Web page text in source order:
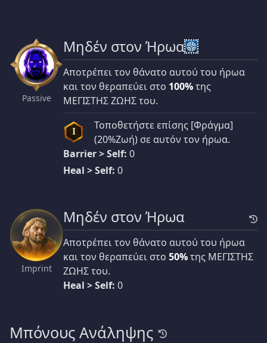
Passive
Μηδέν στον Ήρωα
Αποτρέπει τον θάνατο αυτού του ήρωα
και τον θεραπεύει στο 100%της
ΜΕΓΙΣΤΗΣ ΖΩΗΣ του.
I
Τοποθετήστε επίσης [Φράγμα]
(20%Ζωή) σε αυτόν τον ήρωα.
Barrier > Self: 0
Heal > Self: 0
Imprint
Μηδέν στον Ήρωα
Αποτρέπει τον θάνατο αυτού του ήρωα
και τον θεραπεύει στο 50%της ΜΕΓΙΣΤΗΣ
ΖΩΗΣ του.
Heal > Self: 0
Μπόνους Ανάληψης